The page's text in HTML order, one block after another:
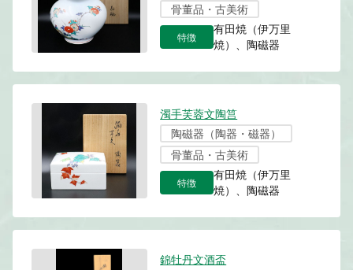
骨董品・古美術
特徴
有田焼（伊万里
焼）、陶磁器
濁手芙蓉文陶筥
陶磁器（陶器・磁器）
骨董品・古美術
特徴
有田焼（伊万里
焼）、陶磁器
錦牡丹文酒盃